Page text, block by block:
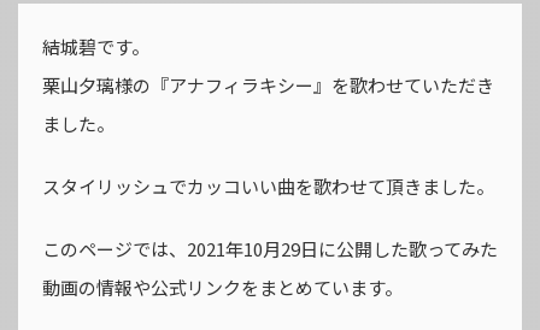
結城碧です。
栗山夕璃様の『アナフィラキシー』を歌わせていただき
ました。
スタイリッシュでカッコいい曲を歌わせて頂きました。
このページでは、2021年10月29日に公開した歌ってみた
動画の情報や公式リンクをまとめています。